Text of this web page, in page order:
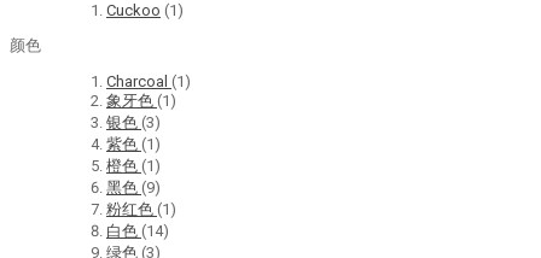
Cuckoo (1)
颜色
Charcoal (1)
象牙色 (1)
银色 (3)
紫色 (1)
橙色 (1)
黑色 (9)
粉红色 (1)
白色 (14)
绿色 (3)